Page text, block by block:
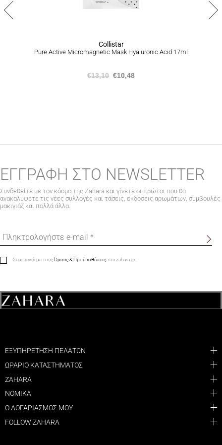
Collistar
Pure Active Micromagnetic Mask Hyaluronic Acid 17ml
€13,10 €10,48
ΕΓΓΡΑΦΗ ΣΤΟ NEWSLETTER
Συνδεθείτε με τον κόσμο της Zahara και γίνετε οι πρώτοι που θα
ανακαλύψετε τις νέες συλλογές και τάσεις, εκδόσεις αρωμάτων, συμβουλές
μακιγιάζ και πολλά άλλα.
Συμφωνώ με τουςΌρους & Προϋποθέσειςτου zahara.gr
ΕΞΥΠΗΡΕΤΗΣΗ ΠΕΛΑΤΩΝ
ΩΡΑΡΙΟ ΚΑΤΑΣΤΗΜΑΤΟΣ
ZAHARA
ΝΟΜΙΚΑ
Ο ΛΟΓΑΡΙΑΣΜΟΣ ΜΟΥ
FOLLOW ZAHARA